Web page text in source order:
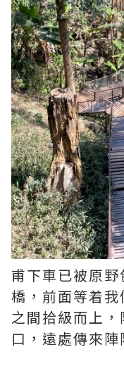
甫下車已被原
橋，前面等着
之間拾級而上
口，遠處傳來陣